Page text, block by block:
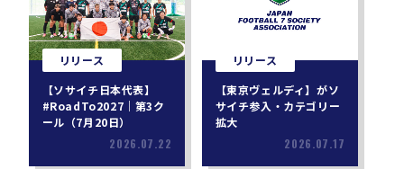
リリース
【ソサイチ日本代表】
#RoadTo2027｜第3ク
ール（7月20日）
2026.07.22
リリース
【東京ヴェルディ】がソ
サイチ参入・カテゴリー
拡大
2026.07.17